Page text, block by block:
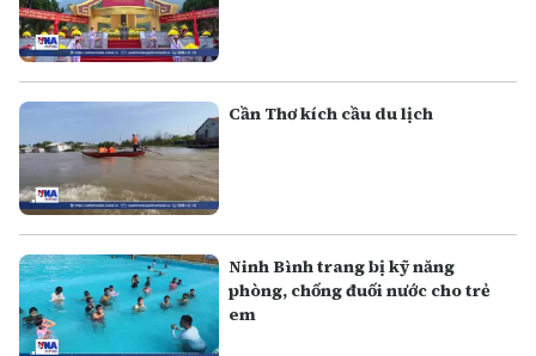
Cần Thơ kích cầu du lịch
Ninh Bình trang bị kỹ năng
phòng, chống đuối nước cho trẻ
em